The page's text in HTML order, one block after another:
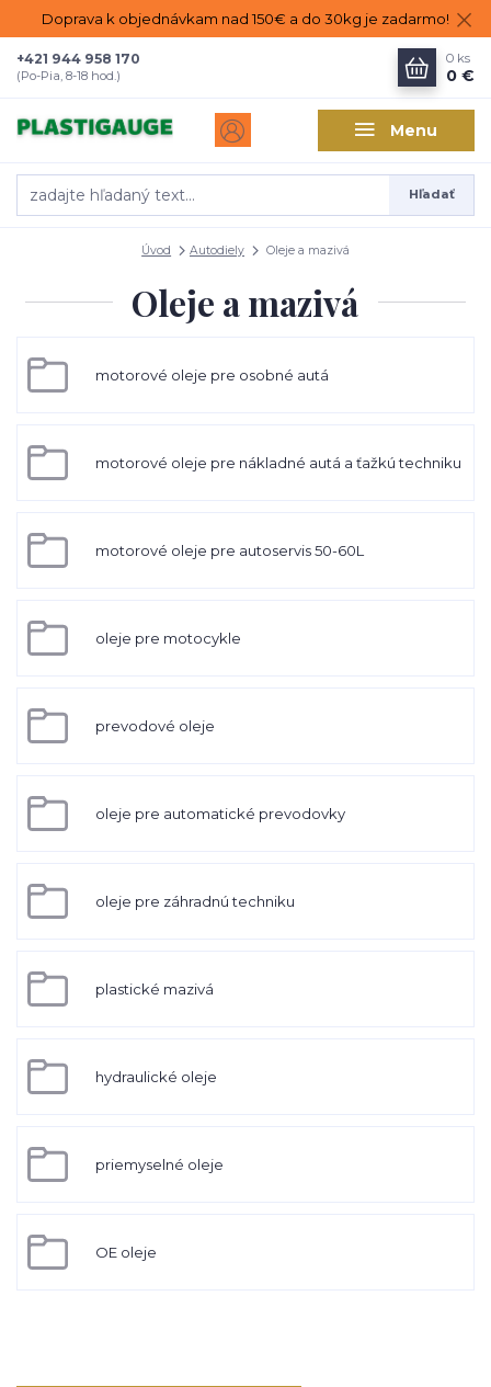
Doprava k objednávkam nad 150€ a do 30kg je zadarmo!
Menu
Hľadať
+421 944 958 170
(Po-Pia, 8-18 hod.)
0 ks
0 €
Úvod Autodiely Oleje a mazivá
Oleje a mazivá
motorové oleje pre osobné autá
motorové oleje pre nákladné autá a ťažkú techniku
motorové oleje pre autoservis 50-60L
oleje pre motocykle
prevodové oleje
oleje pre automatické prevodovky
oleje pre záhradnú techniku
plastické mazivá
hydraulické oleje
priemyselné oleje
OE oleje